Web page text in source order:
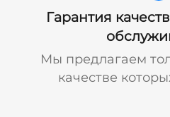
Гарантия
Мы предлагаем
качестве